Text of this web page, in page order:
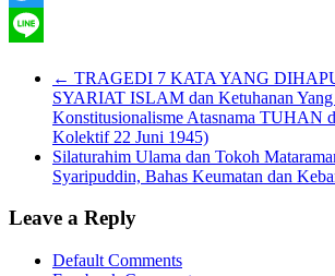
Twitter
← TRAGEDI 7 KATA YANG
SYARIAT ISLAM dan Ketuhanan Yang
Konstitusionalisme Atasnama TUHAN
Kolektif 22 Juni 1945)
Silaturahim Ulama dan Tokoh
Syaripuddin, Bahas Keumatan dan
Leave a Reply
Default Comments